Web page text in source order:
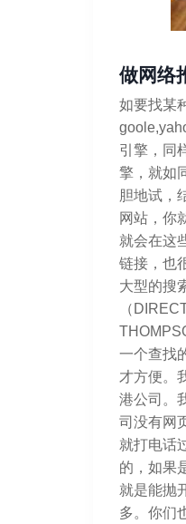
做网络
如要找某
引擎，同
擎，就如
胆地试，
网站，你
就会在这
链接，也
大型的搜
（
一个查找
才方便。
港公司。
司没有网
就打电话
的，如果
就是能抛
多。你们